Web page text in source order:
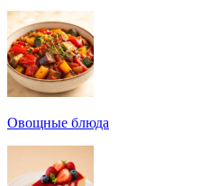
Овощные блюда